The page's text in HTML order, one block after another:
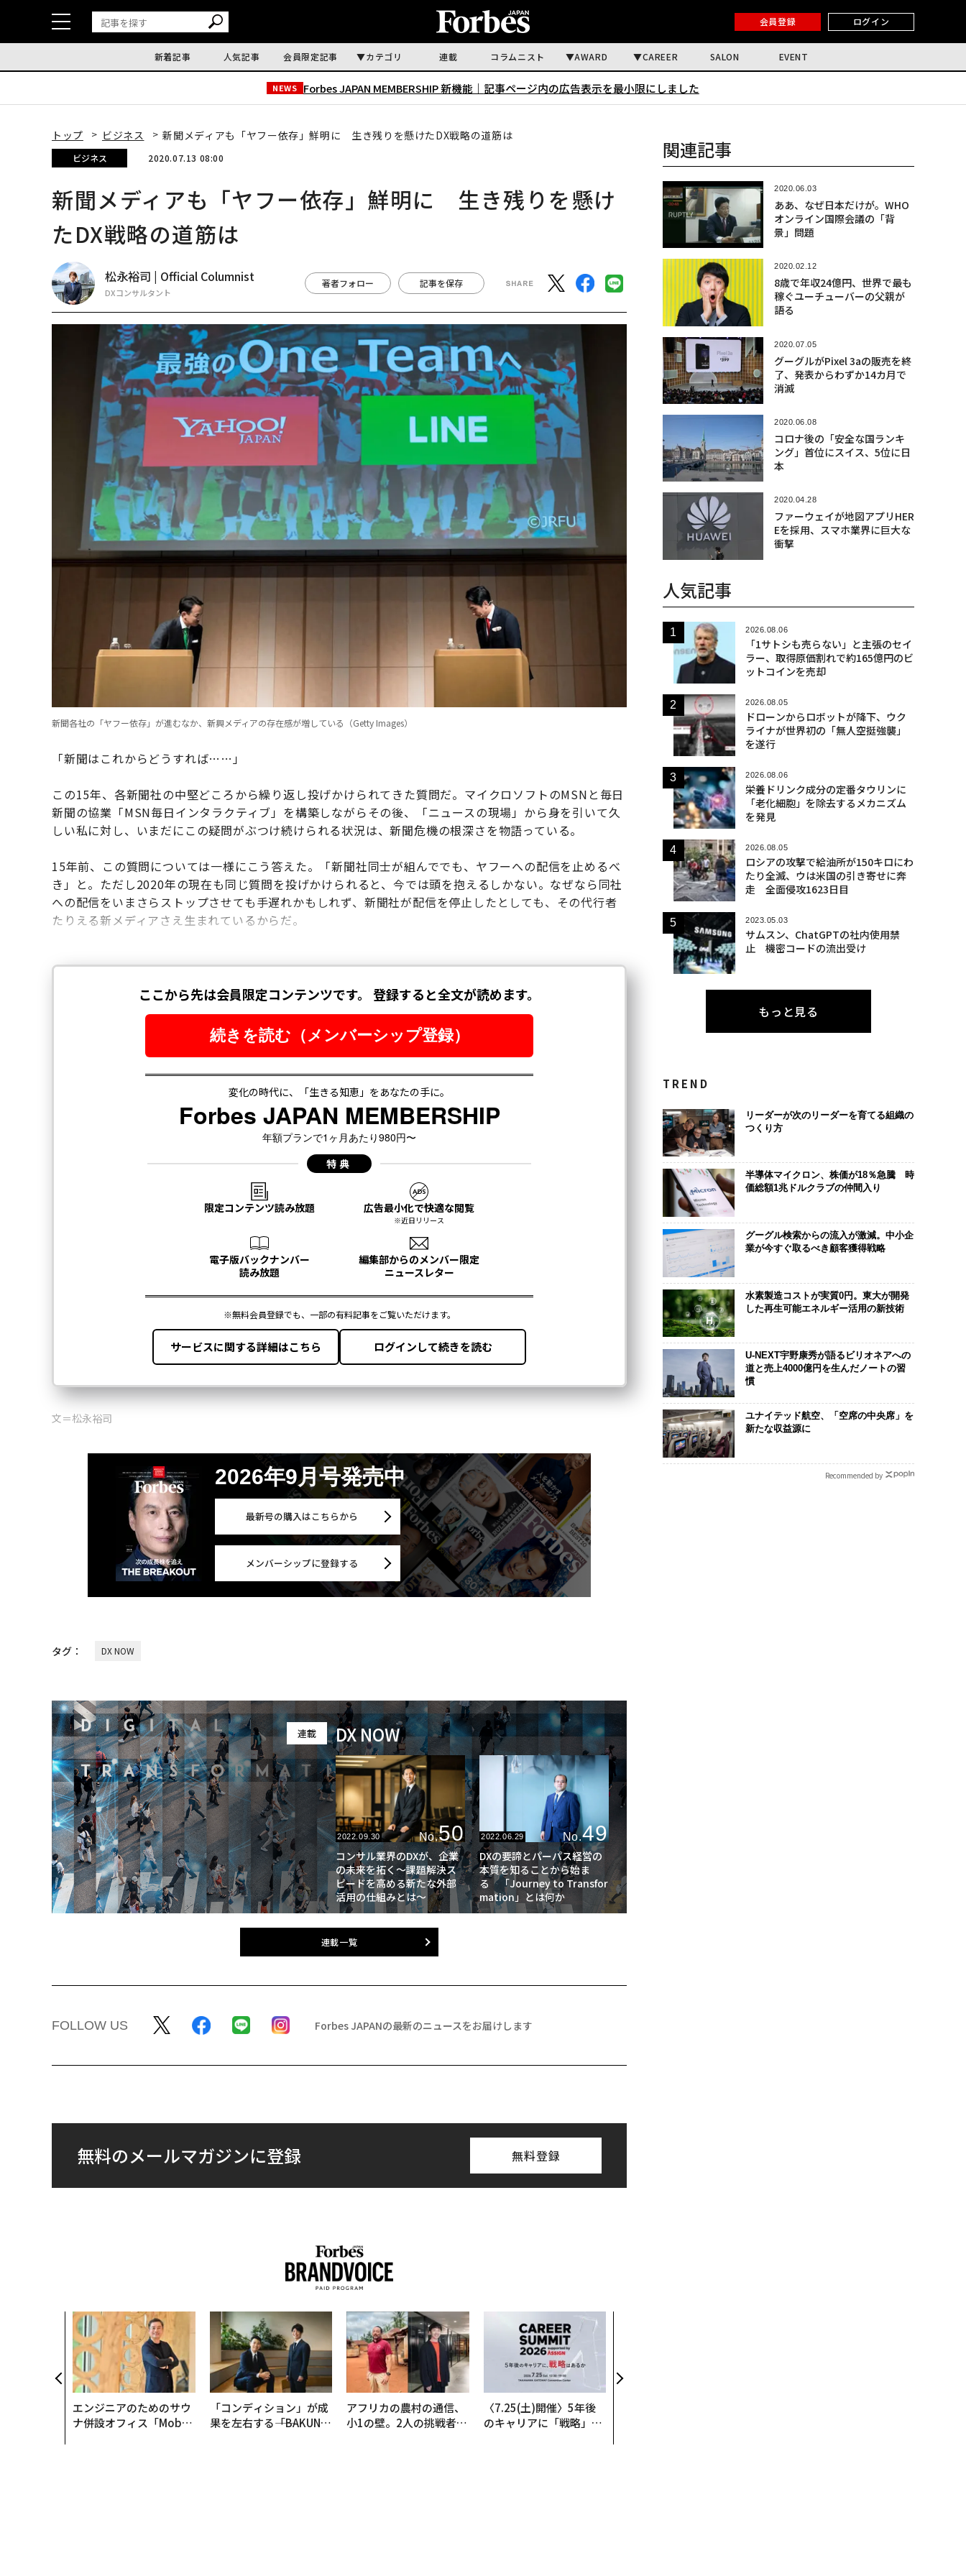
会員登録 ログイン
新着記事 人気記事 会員限定記事 カテゴリ 連載 コラムニスト AWARD CAREER SALON EVENT
NEWS Forbes JAPAN MEMBERSHIP 新機能｜ 記事ページ内の広告表示を最小限にしました
トップ ビジネス 新聞メディアも「ヤフー依存」鮮明に 生き残りを懸けたDX戦略の道筋は
ビジネス 2020.07.13 08:00
新聞メディアも「ヤフー依存」鮮明に 生き残りを懸け
たDX戦略の道筋は
松永裕司 | Official Columnist
DXコンサルタント
著者フォロー 記事を保存
新聞各社の「ヤフー依存」が進むなか、新興メディアの存在感が増している（Getty Images）
「新聞はこれからどうすれば……」
この15年、各新聞社の中堅どころから繰り返し投げかけられてきた質問だ。マイクロソフトのMSNと毎日
新聞の協業「MSN毎日インタラクティブ」を構築しながらその後、「ニュースの現場」から身を引いて久
しい私に対し、いまだにこの疑問がぶつけ続けられる状況は、新聞危機の根深さを物語っている。
15年前、この質問については一様にこう答えた。「新聞社同士が組んででも、ヤフーへの配信を止めるべ
き」と。ただし2020年の現在も同じ質問を投げかけられると、今では頭を抱えるしかない。なぜなら同社
への配信をいまさらストップさせても手遅れかもしれず、新聞社が配信を停止したとしても、その代行者
たりえる新メディアさえ生まれているからだ。
文＝松永裕司
2026年9月号発売中
最新号の購入はこちらから
メンバーシップに登録する
タグ： DX NOW
連載 DX NOW
2022.09.30 No.50
コンサル業界のDXが、企業
の未来を拓く〜課題解決ス
ピードを高める新たな外部
活用の仕組みとは～
2022.06.29 No.49
DXの要諦とパーパス経営の
本質を知ることから始ま
る 「Journey to Transfor
mation」とは何か
連載一覧
FOLLOW US Forbes JAPANの最新のニュースをお届けします
無料のメールマガジンに登録 無料登録
エンジニアのためのサウ
ナ併設オフィス「Mobiu
「コンディション」が成
果を左右する――「BAKUN
アフリカの農村の通信、
小1の壁。2人の挑戦者が
〈7.25(土)開催〉5年後
のキャリアに「戦略」は
関連記事
2020.06.03
ああ、なぜ日本だけが。WHO
オンライン国際会議の「背
景」問題
2020.02.12
8歳で年収24億円、世界で最も
稼ぐユーチューバーの父親が
語る
2020.07.05
グーグルがPixel 3aの販売を終
了、発表からわずか14カ月で
消滅
2020.06.08
コロナ後の「安全な国ランキ
ング」首位にスイス、5位に日
本
2020.04.28
ファーウェイが地図アプリHER
Eを採用、スマホ業界に巨大な
衝撃
人気記事
2026.08.06
「1サトシも売らない」と主張のセイ
ラー、取得原価割れで約165億円のビ
ットコインを売却
2026.08.05
ドローンからロボットが降下、ウク
ライナが世界初の「無人空挺強襲」
を遂行
2026.08.06
栄養ドリンク成分の定番タウリンに
「老化細胞」を除去するメカニズム
を発見
2026.08.05
ロシアの攻撃で給油所が150キロにわ
たり全滅、ウは米国の引き寄せに奔
走 全面侵攻1623日目
2023.05.03
サムスン、ChatGPTの社内使用禁
止 機密コードの流出受け
もっと見る
TREND
リーダーが次のリーダーを育てる組織の
つくり方
半導体マイクロン、株価が18％急騰 時
価総額1兆ドルクラブの仲間入り
グーグル検索からの流入が激減。中小企
業が今すぐ取るべき顧客獲得戦略
水素製造コストが実質0円。東大が開発
した再生可能エネルギー活用の新技術
U-NEXT宇野康秀が語るビリオネアへの
道と売上4000億円を生んだノートの習
慣
ユナイテッド航空、「空席の中央席」を
新たな収益源に
Recommended by